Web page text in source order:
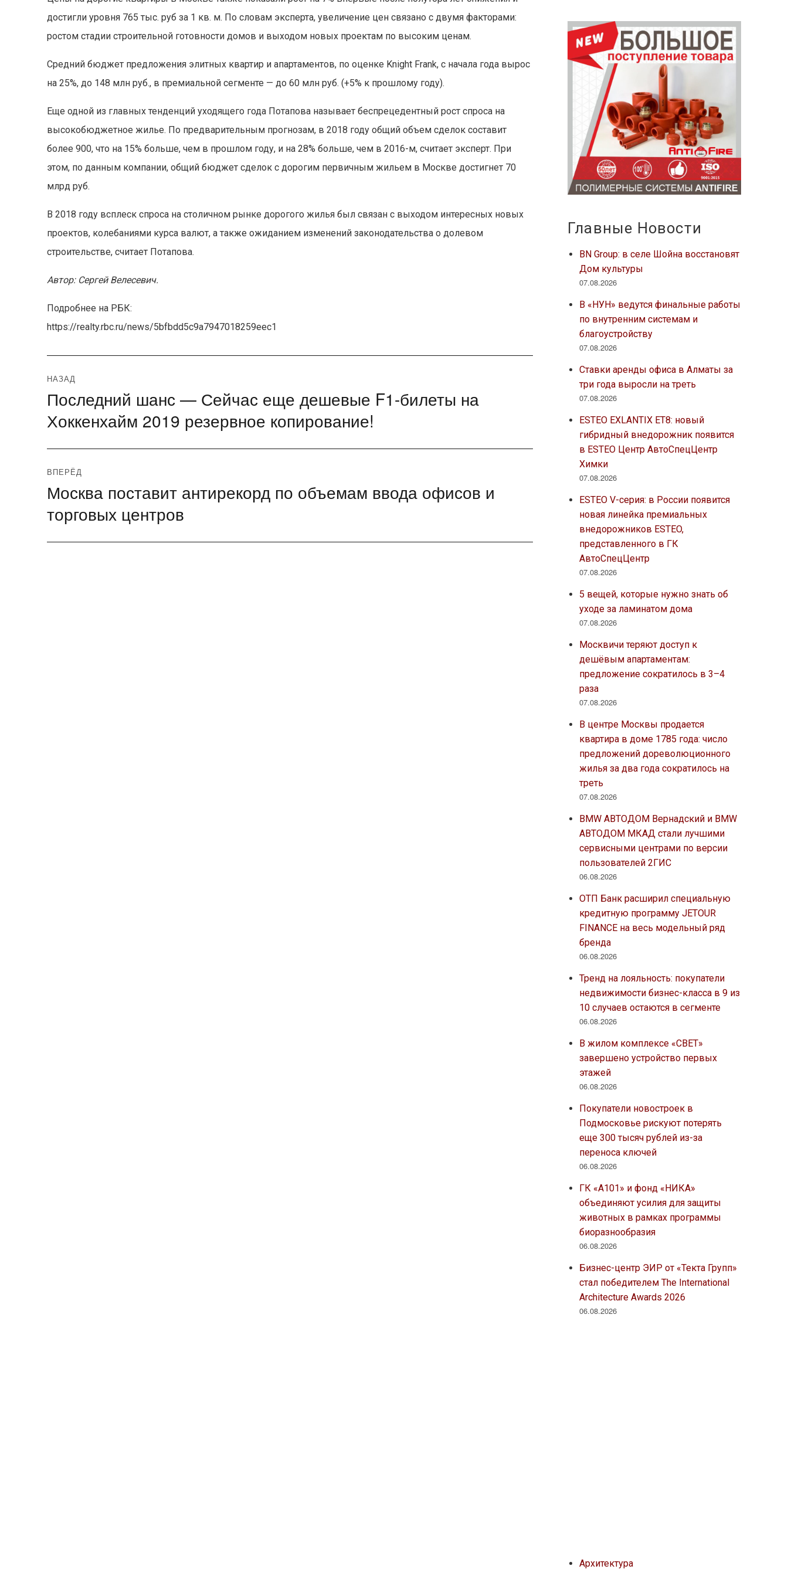
достигли уровня 765 тыс. руб за 1 кв. м. По словам эксперта, увеличение цен связано с двумя факторами:
ростом стадии строительной готовности домов и выходом новых проектам по высоким ценам.
Средний бюджет предложения элитных квартир и апартаментов, по оценке Knight Frank, с начала года вырос
на 25%, до 148 млн руб., в премиальной сегменте — до 60 млн руб. (+5% к прошлому году).
Еще одной из главных тенденций уходящего года Потапова называет беспрецедентный рост спроса на
высокобюджетное жилье. По предварительным прогнозам, в 2018 году общий объем сделок составит
более 900, что на 15% больше, чем в прошлом году, и на 28% больше, чем в 2016-м, считает эксперт. При
этом, по данным компании, общий бюджет сделок с дорогим первичным жильем в Москве достигнет 70
млрд руб.
В 2018 году всплеск спроса на столичном рынке дорогого жилья был связан с выходом интересных новых
проектов, колебаниями курса валют, а также ожиданием изменений законодательства о долевом
строительстве, считает Потапова.
Автор: Сергей Велесевич.
Подробнее на РБК:
https://realty.rbc.ru/news/5bfbdd5c9a7947018259eec1
Навигация
по
записям
НАЗАД
Предыдущая
Последний шанс — Сейчас еще дешевые F1-билеты на
Хоккенхайм 2019 резервное копирование!
ВПЕРЁД
Следующая
Москва поставит антирекорд по объемам ввода офисов и
торговых центров
Главные Новости
BN Group: в селе Шойна восстановят
Дом культуры
07.08.2026
В «НУН» ведутся финальные работы
по внутренним системам и
благоустройству
07.08.2026
Ставки аренды офиса в Алматы за
три года выросли на треть
07.08.2026
ESTEO EXLANTIX ET8: новый
гибридный внедорожник появится
в ESTEO Центр АвтоСпецЦентр
Химки
07.08.2026
ESTEO V-серия: в России появится
новая линейка премиальных
внедорожников ESTEO,
представленного в ГК
АвтоСпецЦентр
07.08.2026
5 вещей, которые нужно знать об
уходе за ламинатом дома
07.08.2026
Москвичи теряют доступ к
дешёвым апартаментам:
предложение сократилось в 3–4
раза
07.08.2026
В центре Москвы продается
квартира в доме 1785 года: число
предложений дореволюционного
жилья за два года сократилось на
треть
07.08.2026
BMW АВТОДОМ Вернадский и BMW
АВТОДОМ МКАД стали лучшими
сервисными центрами по версии
пользователей 2ГИС
06.08.2026
ОТП Банк расширил специальную
кредитную программу JETOUR
FINANCE на весь модельный ряд
бренда
06.08.2026
Тренд на лояльность: покупатели
недвижимости бизнес-класса в 9 из
10 случаев остаются в сегменте
06.08.2026
В жилом комплексе «СВЕТ»
завершено устройство первых
этажей
06.08.2026
Покупатели новостроек в
Подмосковье рискуют потерять
еще 300 тысяч рублей из-за
переноса ключей
06.08.2026
ГК «А101» и фонд «НИКА»
объединяют усилия для защиты
животных в рамках программы
биоразнообразия
06.08.2026
Бизнес-центр ЭИР от «Текта Групп»
стал победителем The International
Architecture Awards 2026
06.08.2026
Архитектура